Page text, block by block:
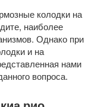
колодки на
наиболее
Однако при
и на
нами
вопроса.